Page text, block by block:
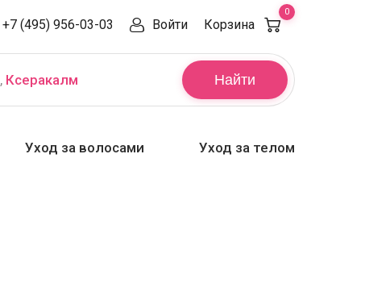
+7 (495) 956-03-03 Войти Корзина
0
Найти
, Ксеракалм
Уход за волосами Уход за телом